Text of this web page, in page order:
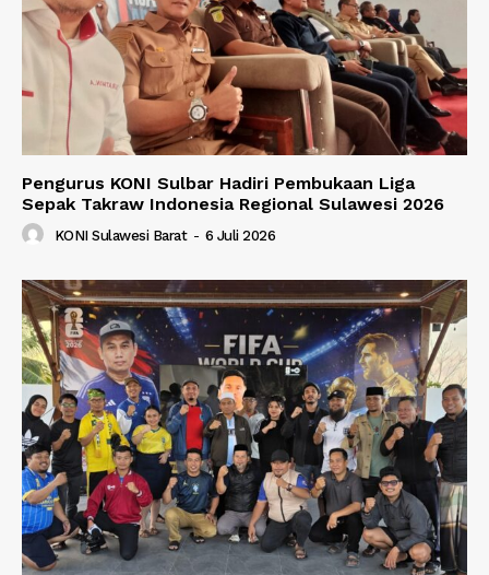
Pengurus KONI Sulbar Hadiri Pembukaan Liga
Sepak Takraw Indonesia Regional Sulawesi 2026
KONI Sulawesi Barat - 6 Juli 2026